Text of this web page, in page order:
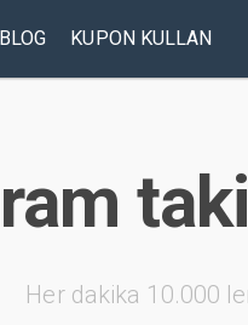
BLOG KUPON KULLAN
Her dakika 10.000